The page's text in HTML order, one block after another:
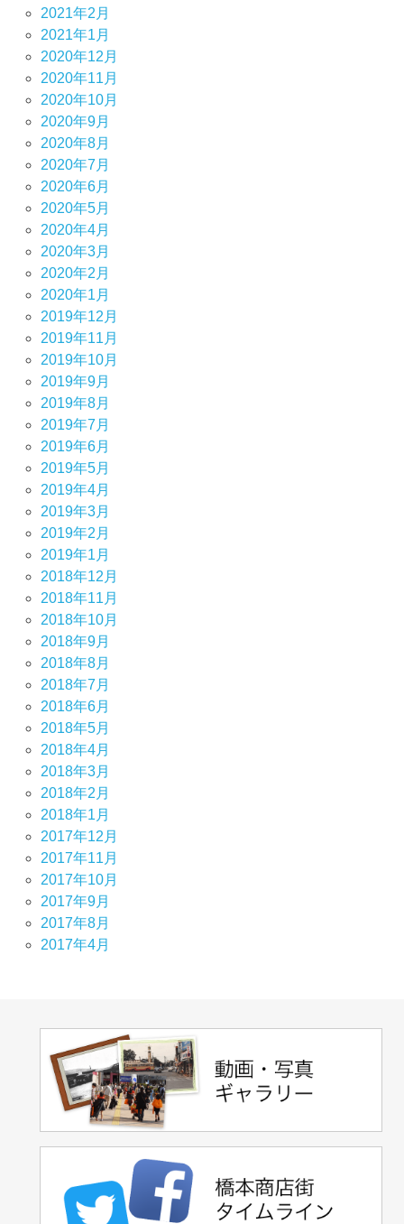
2021年2月
2021年1月
2020年12月
2020年11月
2020年10月
2020年9月
2020年8月
2020年7月
2020年6月
2020年5月
2020年4月
2020年3月
2020年2月
2020年1月
2019年12月
2019年11月
2019年10月
2019年9月
2019年8月
2019年7月
2019年6月
2019年5月
2019年4月
2019年3月
2019年2月
2019年1月
2018年12月
2018年11月
2018年10月
2018年9月
2018年8月
2018年7月
2018年6月
2018年5月
2018年4月
2018年3月
2018年2月
2018年1月
2017年12月
2017年11月
2017年10月
2017年9月
2017年8月
2017年4月